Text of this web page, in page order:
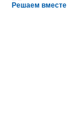
Решаем вместе